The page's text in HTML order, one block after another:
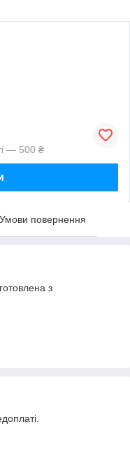
— 500 ₴
Умови повернення
з